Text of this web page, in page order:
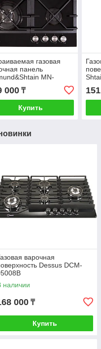
газовая
панель
MN-
000₸
Купить
варочная
Dessus DCM-
наличии
000 ₸
Купить